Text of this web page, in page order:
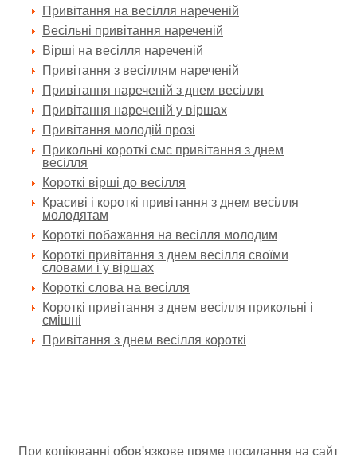
Привітання на весілля нареченій
Весільні привітання нареченій
Вірші на весілля нареченій
Привітання з весіллям нареченій
Привітання нареченій з днем весілля
Привітання нареченій у віршах
Привітання молодій прозі
Прикольні короткі смс привітання з днем
весілля
Короткі вірші до весілля
Красиві і короткі привітання з днем весілля
молодятам
Короткі побажання на весілля молодим
Короткі привітання з днем весілля своїми
словами і у віршах
Короткі слова на весілля
Короткі привітання з днем весілля прикольні і
смішні
Привітання з днем весілля короткі
При копіюванні обов'язкове пряме посилання на сайт